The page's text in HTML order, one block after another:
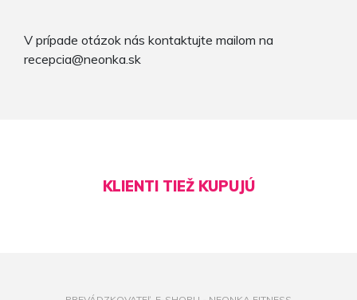
V prípade otázok nás kontaktujte mailom na
recepcia@neonka.sk
KLIENTI TIEŽ KUPUJÚ